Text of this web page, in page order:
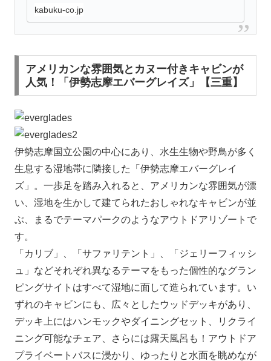
kabuku-co.jp
アメリカンな雰囲気とカヌー付きキャビンが
人気！「伊勢志摩エバーグレイズ」【三重】
伊勢志摩国立公園の中心にあり、水生生物や野鳥が多く
生息する湿地帯に隣接した「伊勢志摩エバーグレイ
ズ」。一歩足を踏み入れると、アメリカンな雰囲気が漂
い、湿地を生かして建てられたおしゃれなキャビンが並
ぶ、まるでテーマパークのようなアウトドアリゾートで
す。
「カリブ」、「サファリテント」、「ジェリーフィッシ
ュ」などそれぞれ異なるテーマをもった個性的なグラン
ピングサイトはすべて湿地に面して造られています。い
ずれのキャビンにも、広々としたウッドデッキがあり、
デッキ上にはハンモックやダイニングセット、リクライ
ニング可能なチェア、さらには露天風呂も！アウトドア
プライベートバスに浸かり、ゆったりと水面を眺めなが